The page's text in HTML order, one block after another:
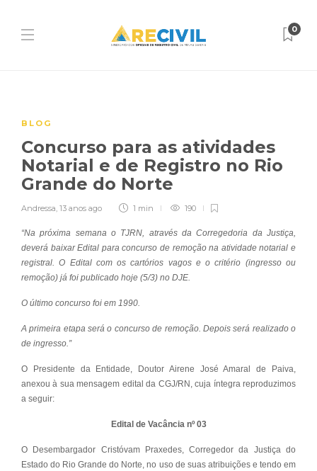
0
BLOG
Concurso para as atividades
Notarial e de Registro no Rio
Grande do Norte
Andressa, 13 anos ago 1 min 190
“Na próxima semana o TJRN, através da Corregedoria da Justiça,
deverá baixar Edital para concurso de remoção na atividade notarial e
registral. O Edital com os cartórios vagos e o critério (ingresso ou
remoção) já foi publicado hoje (5/3) no DJE.
O último concurso foi em 1990.
A primeira etapa será o concurso de remoção. Depois será realizado o
de ingresso.”
O Presidente da Entidade, Doutor Airene José Amaral de Paiva,
anexou à sua mensagem edital da CGJ/RN, cuja íntegra reproduzimos
a seguir:
Edital de Vacância nº 03
O Desembargador Cristóvam Praxedes, Corregedor da Justiça do
Estado do Rio Grande do Norte, no uso de suas atribuições e tendo em